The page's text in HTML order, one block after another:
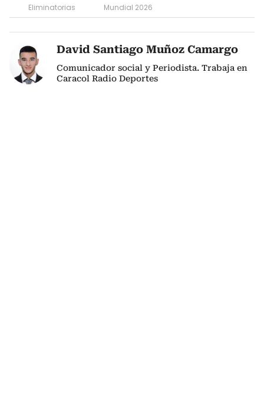
Eliminatorias
Mundial 2026
David Santiago Muñoz Camargo
Comunicador social y Periodista. Trabaja en
Caracol Radio Deportes